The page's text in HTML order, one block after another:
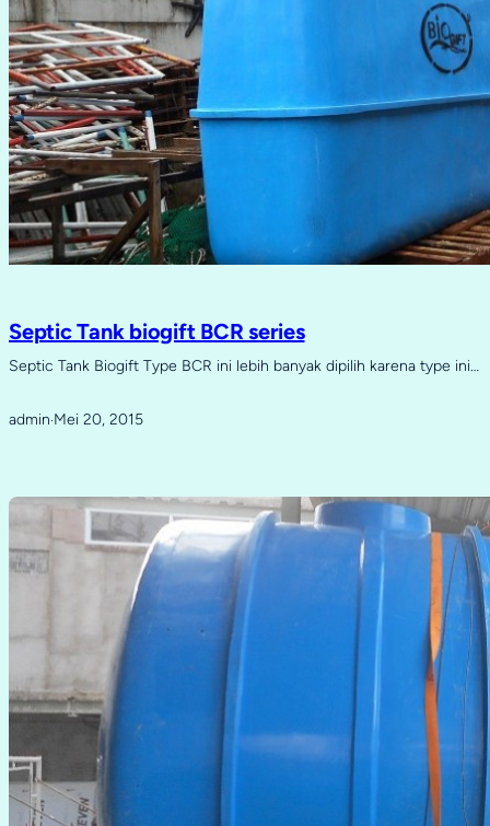
Septic Tank biogift BCR series
Septic Tank Biogift Type BCR ini lebih banyak dipilih karena type ini…
admin·Mei 20, 2015